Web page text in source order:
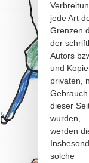
jede Art
Grenzen
der
Autors
und
privaten,
dieser
wurden,
werden
solche